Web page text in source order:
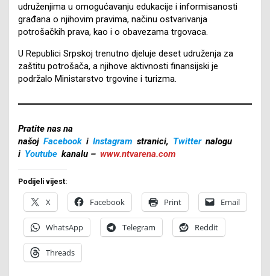
udruženjima u omogućavanju edukacije i informisanosti
građana o njihovim pravima, načinu ostvarivanja
potrošačkih prava, kao i o obavezama trgovaca.
U Republici Srpskoj trenutno djeluje deset udruženja za
zaštitu potrošača, a njihove aktivnosti finansijski je
podržalo Ministarstvo trgovine i turizma.
Pratite nas na
našoj Facebook i Instagram stranici, Twitter nalogu
i Youtube kanalu – www.ntvarena.com
Podijeli vijest:
X Facebook Print Email
WhatsApp Telegram Reddit
Threads